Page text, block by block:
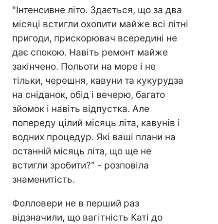
"Інтенсивне літо. Здається, що за два
місяці встигли охопити майже всі літні
пригоди, прискорювач всередині не
дає спокою. Навіть ремонт майже
закінчено. Польоти на море і не
тільки, черешня, кавуни та кукурудза
на сніданок, обід і вечерю, багато
зйомок і навіть відпустка. Але
попереду цілий місяць літа, кавунів і
водних процедур. Які ваші плани на
останній місяць літа, що ще не
встигли зробити?" - розповіла
знаменитість.
Фолловери не в перший раз
відзначили, що вагітність Каті до